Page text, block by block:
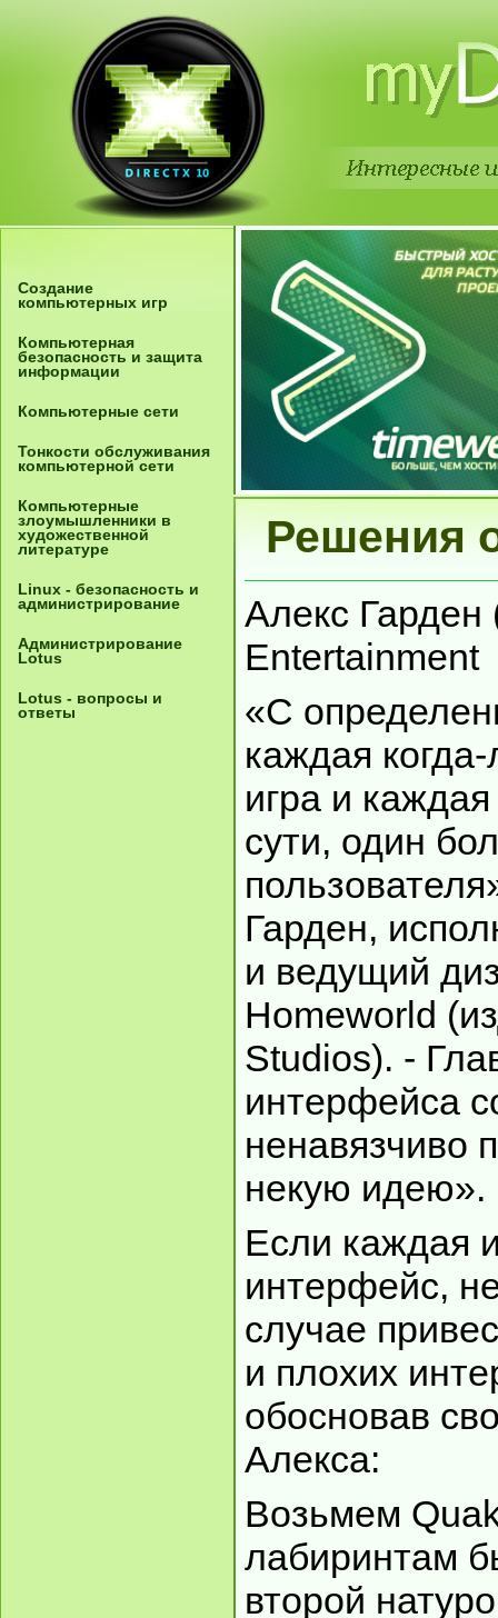
Создание
компьютерных игр
Компьютерная
безопасность и защита
информации
Компьютерные сети
Тонкости обслуживания
компьютерной сети
Компьютерные
злоумышленники в
художественной
литературе
Linux - безопасность и
администрирование
Администрирование
Lotus
Lotus - вопросы и
ответы
Решения
Алекс Гарден
Entertainment
«С
каждая
игра и
сути, один
Гарден,
и ведущий
Homeworld
Studios). -
интерфейса
ненавязчиво
некую идею».
Если каждая
интерфейс,
случае
и плохих
обосновав
Алекса:
Возьмем
лабиринтам
второй